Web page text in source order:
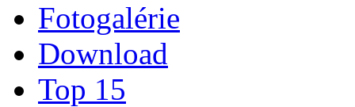
Fotogalérie
Download
Top 15